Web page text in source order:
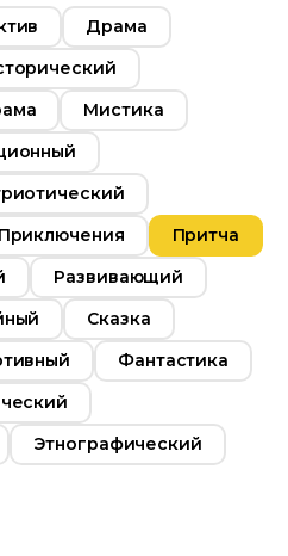
Драма
Мистика
Приключения
Притча
Развивающий
Сказка
Фантастика
Этнографический